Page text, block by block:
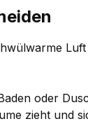
oder
zieht und